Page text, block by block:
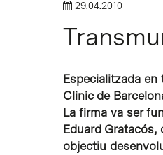
29.04.2010
Especialitzada
Clinic de
La firma va ser
Eduard
objectiu